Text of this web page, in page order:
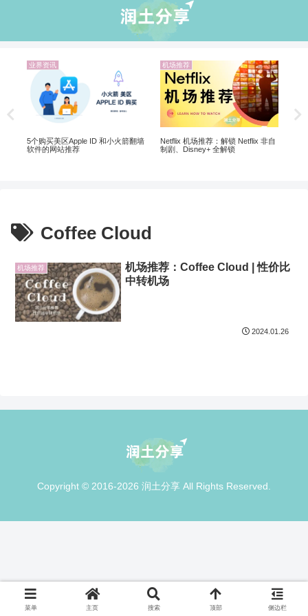
业界资讯
5个购买美区Apple ID 和小火箭翻墙
软件的网站推荐
机场推荐
Netflix 机场推荐：解锁 Netflix 非自
制剧、Disney+ 全解锁
Coffee Cloud
机场推荐
机场推荐：Coffee Cloud | 性价比
中转机场
2024.01.26
Copyright © 2016-2026 润土分享 All Rights Reserved.
菜单 主页 搜索 顶部 侧边栏